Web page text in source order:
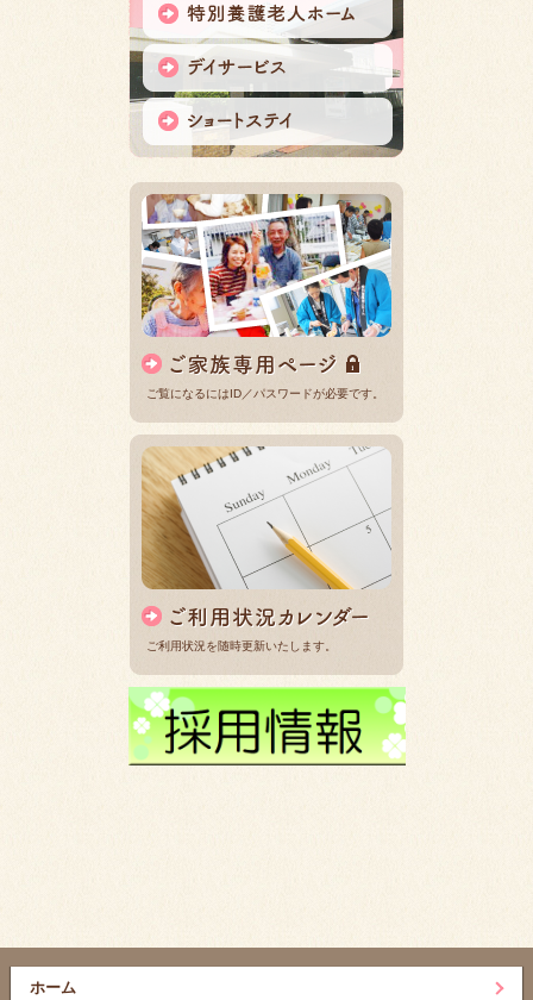
ご覧になるにはID／パスワードが必要です。
ご利用状況を随時更新いたします。
ホーム